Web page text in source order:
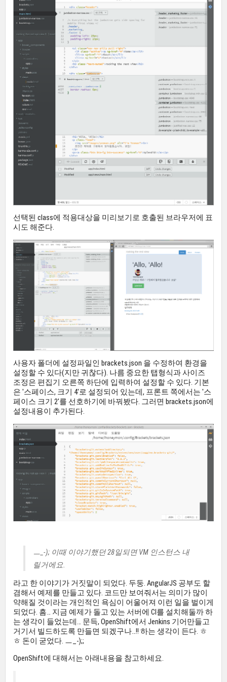
선택된 class에 적용대상을 미리보기로 호출된 브라우저에 표
시도 해준다.
사용자 폴더에 설정파일인 brackets.json 을 수정하여 환경을
설정할 수 있다(지만 귀찮다). 나름 중요한 탭형식과 사이즈
조정은 편집기 오른쪽 하단에 입력하여 설정할 수 있다. 기본
은 '스페이스, 크기 4'로 설정되어 있는데, 프론트 쪽에서는 '스
페이스 크기 2'를 선호하기에 바꿔봤다. 그러면 brackets.json에
설정내용이 추가된다.
ㅡ_-); 이때 이야기했던 28일되면 VM 인스턴스 내
릴거에요.
라고 한 이야기가 거짓말이 되었다. 두둥. AngularJS 공부도 할
겸해서 예제를 만들고 있다. 코드만 보여줘서는 의미가 많이
약해질 것이라는 개인적인 욕심이 어울어져 이런 일을 벌이게
되었다. 흠… 지금 예제가 돌고 있는 서버에 CI를 설치해둘까 하
는 생각이 들었는데… 문득, OpenShift에서 Jenkins 기어만들고
거기서 빌드하도록 만들면 되겠구나…!! 하는 생각이 든다. ㅎ
ㅎ 돈이 굳었다. ㅡ_-);;
OpenShift에 대해서는 아래내용을 참고하세요.